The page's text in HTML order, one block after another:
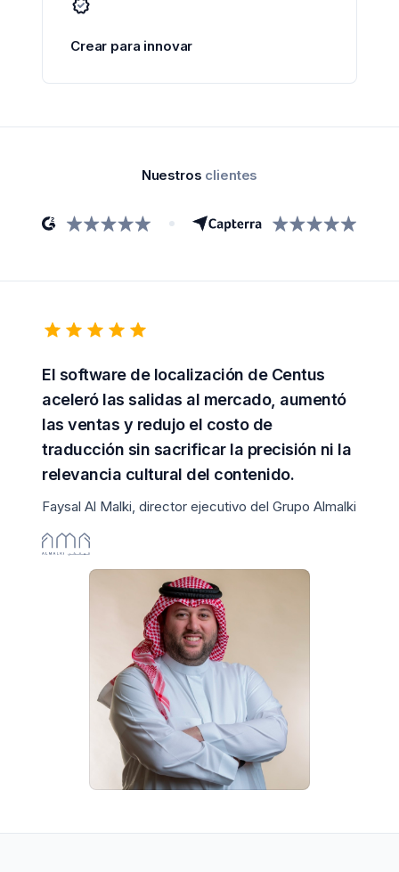
Crear para innovar
Nuestros clientes
El software de localización de Centus
aceleró las salidas al mercado, aumentó
las ventas y redujo el costo de
traducción sin sacrificar la precisión ni la
relevancia cultural del contenido.
Faysal Al Malki, director ejecutivo del Grupo Almalki